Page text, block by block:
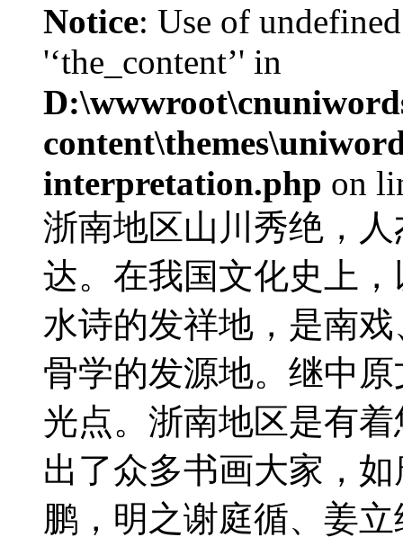
Notice: Use of
'‘the_content’' in
interpretation.php on
浙南地区山川秀绝，
达。在我国文化史上
水诗的发祥地，是南
骨学的发源地。继中
光点。浙南地区是有
出了众多书画大家，
鹏，明之谢庭循、姜